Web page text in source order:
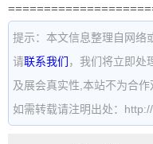
提示：本文信息整理自网络
请联系我们 ，我们将立即处
及展会真实性,本站不为合作
如需转载请注明出处：